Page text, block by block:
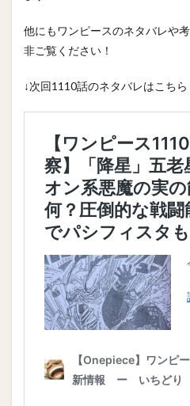
他にもワンピースのネタバレや
非ご覧ください！
↓次回1110話のネタバレはこちら